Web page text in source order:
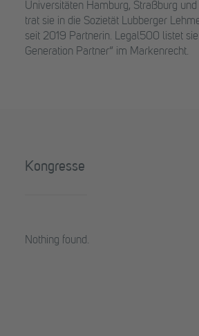
Universitäten Hamburg, Straßburg
trat sie in die Sozietät Lubberger
seit 2019 Partnerin. Legal500 listet
Generation Partner“ im Markenrecht.
Kongresse
Nothing found.